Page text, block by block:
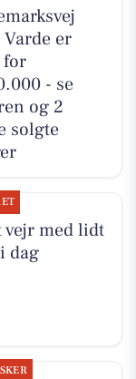
er
for
- se
og 2
solgte
med lidt
dag